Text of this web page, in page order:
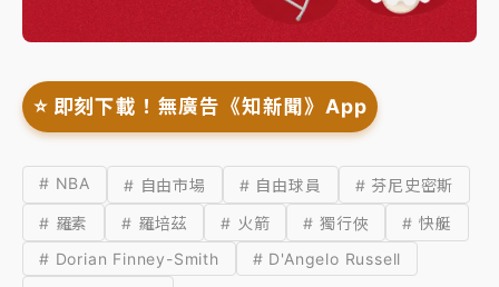
⭐️ 即刻下載！無廣告《知新聞》App
# NBA # 自由市場 # 自由球員
# 芬尼史密斯
# 羅素
# 羅培茲 # 火箭 # 獨行俠
# 快艇
# Dorian Finney-Smith
# D'Angelo Russell